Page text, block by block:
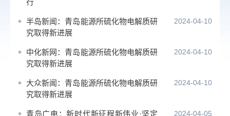
行
半岛新闻：青岛能源所硫化物电解质研
究取得新进展
2024-04-10
中化新网：青岛能源所硫化物电解质研
究取得新进展
2024-04-10
大众新闻：青岛能源所硫化物电解质研
究取得新进展
2024-04-10
青岛广电：新时代新征程新伟业·坚定
2024-04-05